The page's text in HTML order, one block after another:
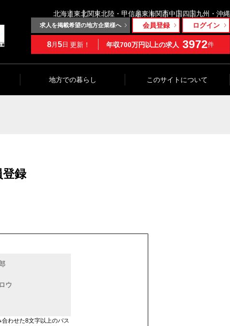
北海道東北関東北陸・甲信越東海関西中国四国九州・沖縄
求人を掲載希望の地方企業様へ 会員登録 ログイン
8月 5日 更新！ 年収700万円以上の求人 3972件
地方での暮らし このサイトについて
登録
わせた8文字以上のパス